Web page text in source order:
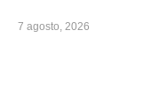
7 agosto, 2026